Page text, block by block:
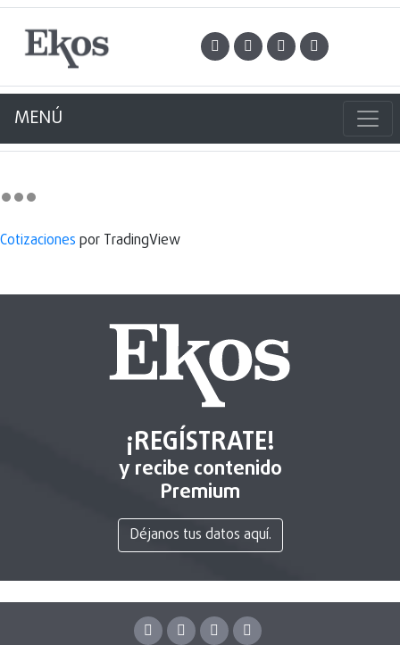
MENÚ
Cotizaciones por TradingView
¡REGÍSTRATE!
y recibe contenido
Premium
Déjanos tus datos aquí.